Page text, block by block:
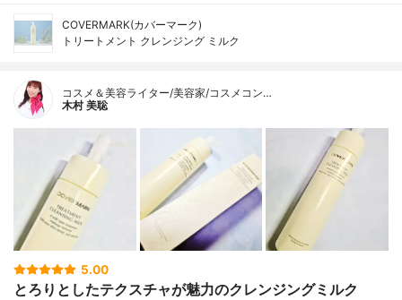
COVERMARK(カバーマーク)
トリートメント クレンジング ミルク
コスメ＆美容ライター/美容家/コスメコン…
木村 美聡
5.00
とろりとしたテクスチャが魅力のクレンジングミルク